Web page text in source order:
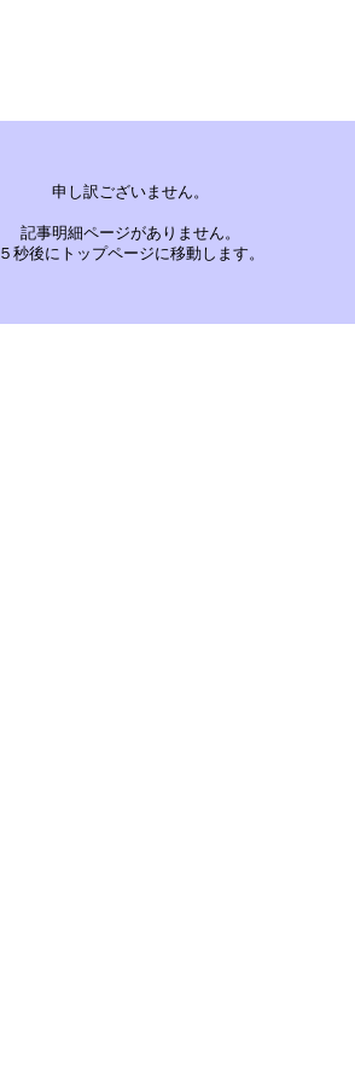
申し訳ございません。
記事明細ページがありません。
５秒後にトップページに移動します。